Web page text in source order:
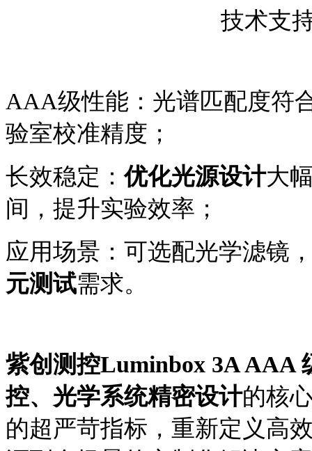
技术支
AAA级性能：光谱匹配度符
验室校准精度；
长效稳定：优化光源设计大
间，提升实验效率；
应用场景：可选配光学滤镜
元测试需求。
紫创测控Luminbox 3A AAA
控、光学系统精密设计的核
的超严苛指标，重新定义高